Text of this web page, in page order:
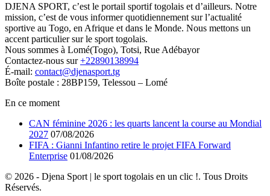
DJENA SPORT, c’est le portail sportif togolais et d’ailleurs. Notre
mission, c’est de vous informer quotidiennement sur l’actualité
sportive au Togo, en Afrique et dans le Monde. Nous mettons un
accent particulier sur le sport togolais.
Nous sommes à Lomé(Togo), Totsi, Rue Adébayor
Contactez-nous sur+22890138994
É-mail: contact@djenasport.tg
Boîte postale : 28BP159, Telessou – Lomé
En ce moment
CAN féminine 2026 : les quarts lancent la course au Mondial
2027 07/08/2026
FIFA : Gianni Infantino retire le projet FIFA Forward
Enterprise 01/08/2026
© 2026 - Djena Sport | le sport togolais en un clic !. Tous Droits
Réservés.